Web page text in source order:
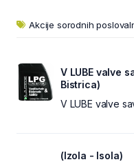
Akcije sorodnih
V LUBE valve
Bistrica)
V LUBE valve
(Izola - Isola)